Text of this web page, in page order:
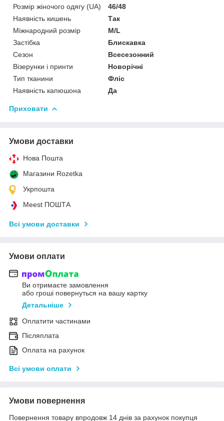
Розмір жіночого одягу (UA)
46/48
Наявність кишень
Так
Міжнародний розмір
M/L
Застібка
Блискавка
Сезон
Всесезонний
Візерунки і принти
Новорічні
Тип тканини
Фліс
Наявність капюшона
Да
Приховати
Умови доставки
Нова Пошта
Магазини Rozetka
Укрпошта
Meest ПОШТА
Всі умови доставки
Умови оплати
Ви отримаєте замовлення
або гроші повернуться на вашу картку
Детальніше
Оплатити частинами
Післяплата
Оплата на рахунок
Всі умови оплати
Умови повернення
Повернення товару впродовж 14 днів за рахунок покупця